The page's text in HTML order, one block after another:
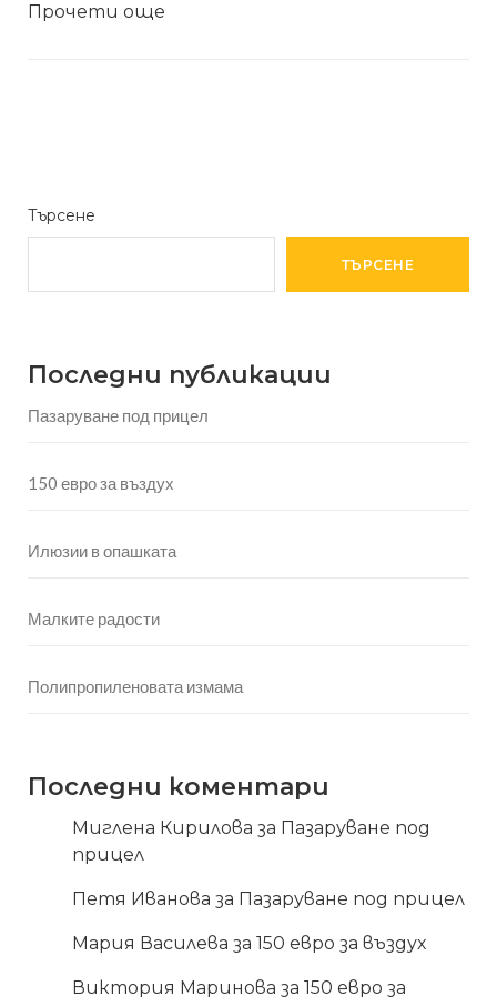
Прочети още
Търсене
ТЪРСЕНЕ
Последни публикации
Пазаруване под прицел
150 евро за въздух
Илюзии в опашката
Малките радости
Полипропиленовата измама
Последни коментари
Миглена Кирилова за Пазаруване под
прицел
Петя Иванова за Пазаруване под прицел
Мария Василева за 150 евро за въздух
Виктория Маринова за 150 евро за